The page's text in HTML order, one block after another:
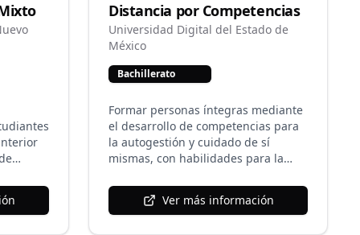
Distancia por Competencias
Universidad Digital del Estado de
México
Bachillerato
Formar personas íntegras mediante
el desarrollo de competencias para
la autogestión y cuidado de sí
mismas, con habilidades para la
crítico, el aprendizaje autónomo, el
trabajo en equipo, con conciencia
Ver más información